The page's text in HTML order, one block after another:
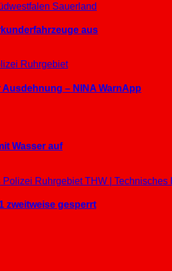
Sauerland
aus
Ruhrgebiet
– NINA WarnApp
Wasser auf
Polizei RuhrgebietTHW | Technisches
zweitweise gesperrt